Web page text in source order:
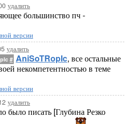
удалить
большинство пч -
версии
удалить
# AniSoTRopIc, все остальные
некомпетентностью в теме
версии
удалить
было писать [Глубина Резко